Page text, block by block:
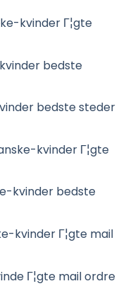
kvinder Г¦gte
bedste
bedste steder
kvinder Г¦gte
kvinder bedste
kvinder Г¦gte mail
Г¦gte mail ordre